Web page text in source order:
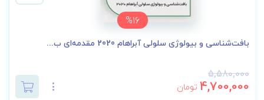
%16
بافت‌شناسی و بیولوژی سلولی آبراهام 2020 مقدمه‌ای ب...
5,580,000
4,700,000 تومان